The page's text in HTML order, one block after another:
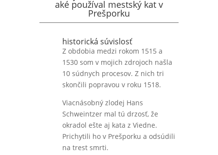
aké používal mestský kat v
Prešporku
historická súvislosť
Z obdobia medzi rokom 1515 a
1530 som v mojich zdrojoch našla
10 súdnych procesov. Z nich tri
skončili popravou v roku 1518.
Viacnásobný zlodej Hans
Schweintzer mal tú drzosť, že
okradol ešte aj kata z Viedne.
Prichytili ho v Prešporku a odsúdili
na trest smrti.